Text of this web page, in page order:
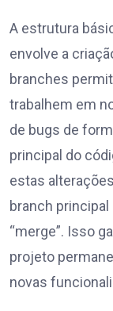
A estrutura
envolve a
branches
trabalhem em
de bugs de
principal do
estas
branch
“merge”. Isso
projeto
novas